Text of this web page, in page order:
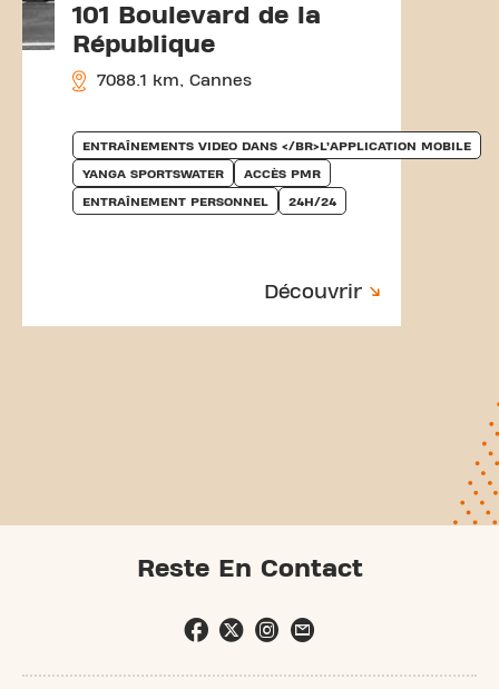
101 Boulevard de la
République
7088.1 km, Cannes
ENTRAÎNEMENTS VIDEO DANS </BR>L’APPLICATION MOBILE
YANGA SPORTSWATER ACCÈS PMR
ENTRAÎNEMENT PERSONNEL 24H/24
Découvrir
Reste En Contact